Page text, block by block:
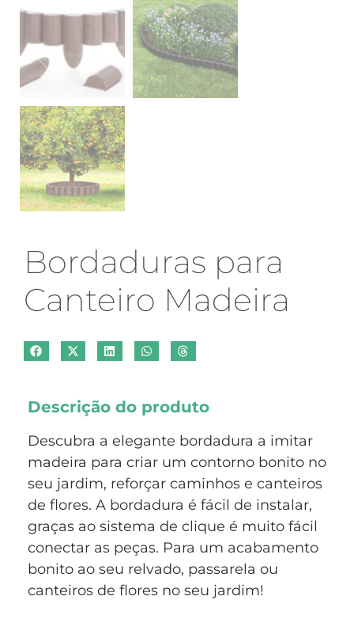
Bordaduras para
Canteiro Madeira
Descrição do produto
Descubra a elegante bordadura a imitar
madeira para criar um contorno bonito no
seu jardim, reforçar caminhos e canteiros
de flores. A bordadura é fácil de instalar,
graças ao sistema de clique é muito fácil
conectar as peças. Para um acabamento
bonito ao seu relvado, passarela ou
canteiros de flores no seu jardim!